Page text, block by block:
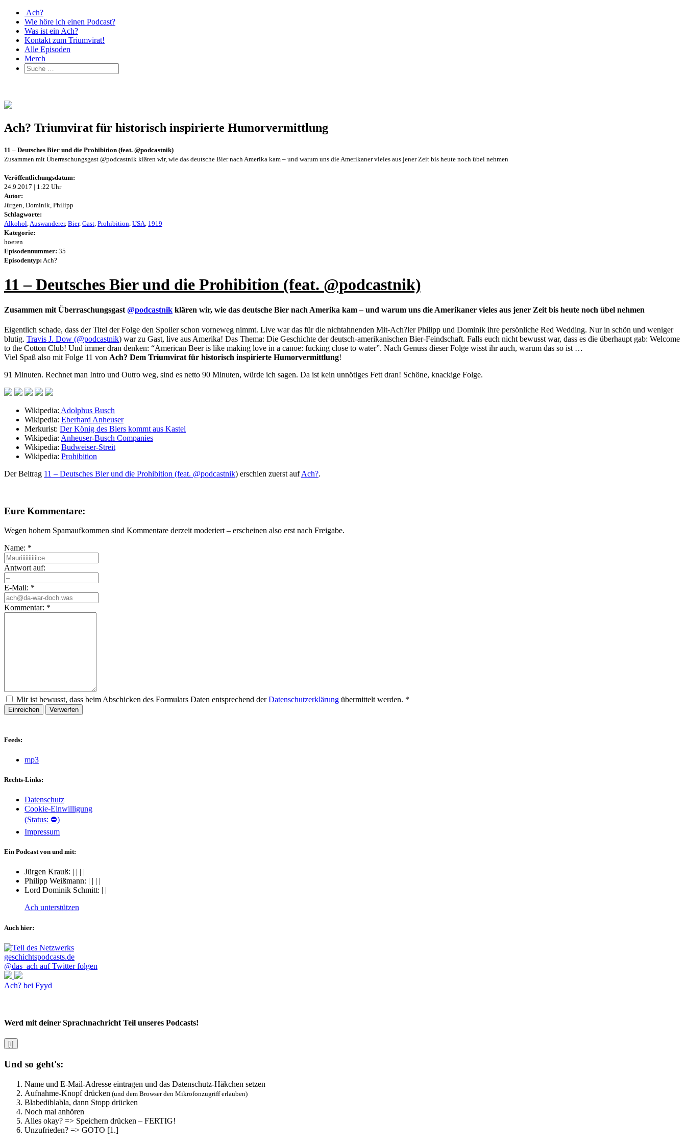
Ach?
Wie höre ich einen Podcast?
Was ist ein Ach?
Kontakt zum Triumvirat!
Alle Episoden
Merch
Ach? Triumvirat für historisch inspirierte Humorvermittlung
11 – Deutsches Bier und die Prohibition (feat. @podcastnik)
Zusammen mit Überraschungsgast @podcastnik klären wir, wie das deutsche Bier nach Amerika kam – und warum uns die Amerikaner vieles aus jener Zeit bis heute noch übel nehmen
Veröffentlichungsdatum:
24.9.2017 | 1:22 Uhr
Autor:
Jürgen, Dominik, Philipp
Schlagworte:
Alkohol Auswanderer, Bier, Gast Prohibition USA 1919
Kategorie:
hoeren
Episodennummer: 35
Episodentyp: Ach?
11 – Deutsches Bier und die Prohibition (feat. @podcastnik)
Zusammen mit Überraschungsgast @podcastnik klären wir, wie das deutsche Bier nach Amerika kam – und warum uns die Amerikaner vieles aus jener Zeit bis heute noch übel nehmen
Eigentlich schade, dass der Titel der Folge den Spoiler schon vorneweg nimmt. Live war das für die nichtahnenden Mit-Ach?ler Philipp und Dominik ihre persönliche Red Wedding. Nur in schön und weniger
blutig. Travis J. Dow (@podcastnik) war zu Gast, live aus Amerika! Das Thema: Die Geschichte der deutsch-amerikanischen Bier-Feindschaft. Falls euch nicht bewusst war, dass es die überhaupt gab: Welcome
to the Cotton Club! Und immer dran denken: “American Beer is like making love in a canoe: fucking close to water”. Nach Genuss dieser Folge wisst ihr auch, warum das so ist …
Viel Spaß also mit Folge 11 von Ach? Dem Triumvirat für historisch inspirierte Humorvermittlung!
91 Minuten. Rechnet man Intro und Outro weg, sind es netto 90 Minuten, würde ich sagen. Da ist kein unnötiges Fett dran! Schöne, knackige Folge.
Wikipedia: Adolphus Busch
Wikipedia: Eberhard Anheuser
Merkurist: Der König des Biers kommt aus Kastel
Wikipedia: Anheuser-Busch Companies
Wikipedia: Budweiser-Streit
Wikipedia: Prohibition
Der Beitrag 11 – Deutsches Bier und die Prohibition (feat. @podcastnik) erschien zuerst aufAch?.
Eure Kommentare:
Wegen hohem Spamaufkommen sind Kommentare derzeit moderiert – erscheinen also erst nach Freigabe.
Name: *
Antwort auf:
E-Mail: *
Kommentar: *
Mir ist bewusst, dass beim Abschicken des Formulars Daten entsprechend derDatenschutzerklärung übermittelt werden. *
Einreichen Verwerfen
Feeds:
mp3
Rechts-Links:
Datenschutz
Cookie-Einwilligung
(Status: ⛔)
Impressum
Ein Podcast von und mit:
Jürgen Krauß: | | | |
Philipp Weißmann: | | | |
Lord Dominik Schmitt: | |
Ach unterstützen
Auch hier:
@das_ach auf Twitter folgen
Ach? bei Fyyd
Werd mit deiner Sprachnachricht Teil unseres Podcasts!
[i]
Und so geht's:
Name und E-Mail-Adresse eintragen und das Datenschutz-Häkchen setzen
Aufnahme-Knopf drücken (und dem Browser den Mikrofonzugriff erlauben)
Blabediblabla, dann Stopp drücken
Noch mal anhören
Alles okay? => Speichern drücken – FERTIG!
Unzufrieden? => GOTO [1.]